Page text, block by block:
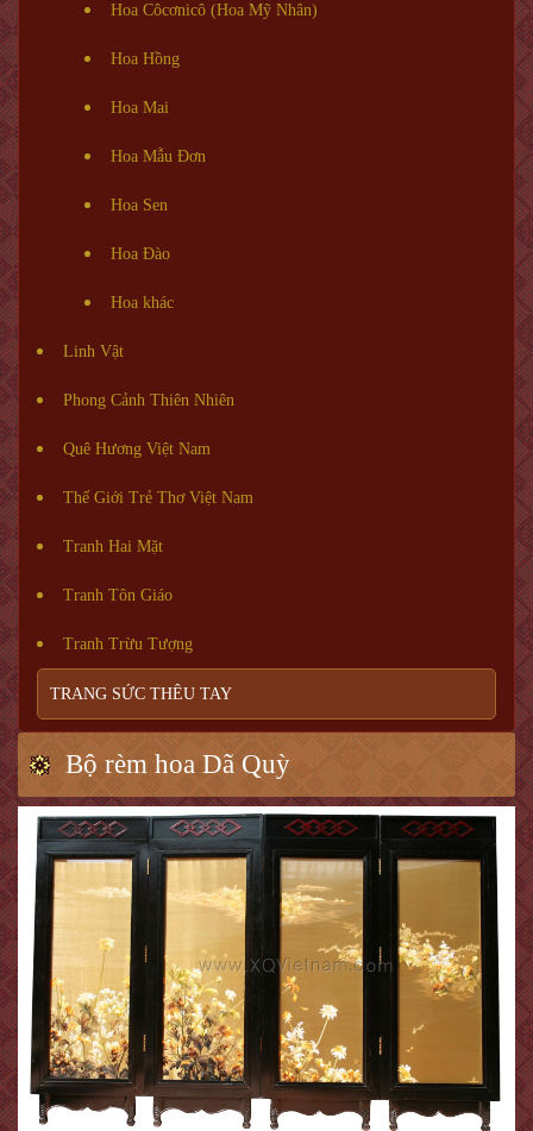
Hoa Côcơnicô (Hoa Mỹ Nhân)
Hoa Hồng
Hoa Mai
Hoa Mẫu Đơn
Hoa Sen
Hoa Đào
Hoa khác
Linh Vật
Phong Cảnh Thiên Nhiên
Quê Hương Việt Nam
Thế Giới Trẻ Thơ Việt Nam
Tranh Hai Mặt
Tranh Tôn Giáo
Tranh Trừu Tượng
TRANG SỨC THÊU TAY
Bộ rèm hoa Dã Quỳ